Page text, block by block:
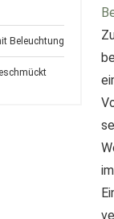
Beleuchtung